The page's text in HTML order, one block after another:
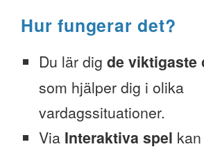
Hur fungerar det?
Du lär dig de viktigaste
som hjälper dig i olika
vardagssituationer.
Via Interaktiva spel